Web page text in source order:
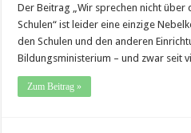
Der Beitrag „Wir sprechen nicht über
Schulen“ ist leider eine einzige
den Schulen und den anderen
Bildungsministerium – und zwar seit
Zum Beitrag »